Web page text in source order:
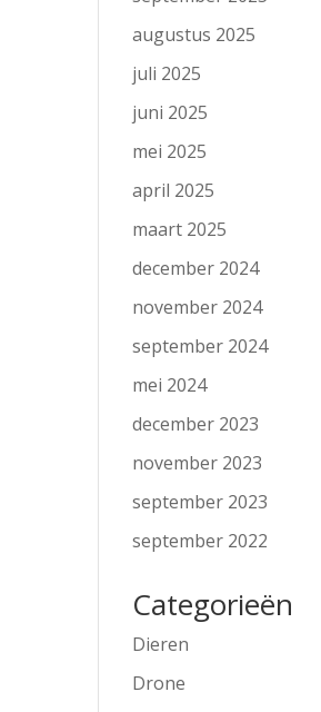
augustus 2025
juli 2025
juni 2025
mei 2025
april 2025
maart 2025
december 2024
november 2024
september 2024
mei 2024
december 2023
november 2023
september 2023
september 2022
Categorieën
Dieren
Drone